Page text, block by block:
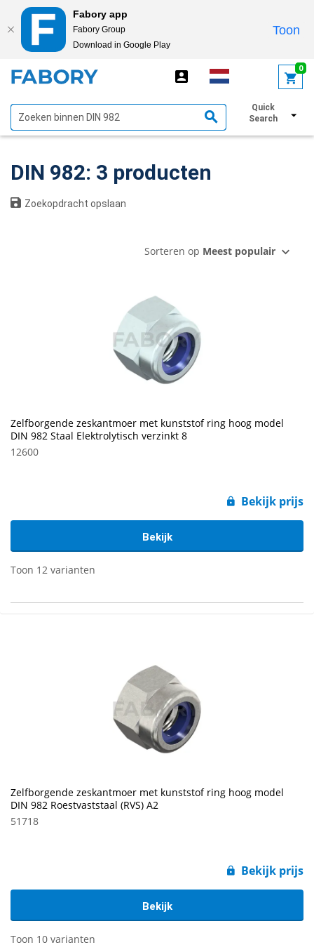
Fabory app
Fabory Group
Download in Google Play
Toon
0
Quick
Search
DIN 982: 3 producten
Zoekopdracht opslaan
Sorteren op Meest populair
Zelfborgende zeskantmoer met kunststof ring hoog model
DIN 982 Staal Elektrolytisch verzinkt 8
12600
Bekijk prijs
Bekijk
Toon 12 varianten
Zelfborgende zeskantmoer met kunststof ring hoog model
DIN 982 Roestvaststaal (RVS) A2
51718
Bekijk prijs
Bekijk
Toon 10 varianten